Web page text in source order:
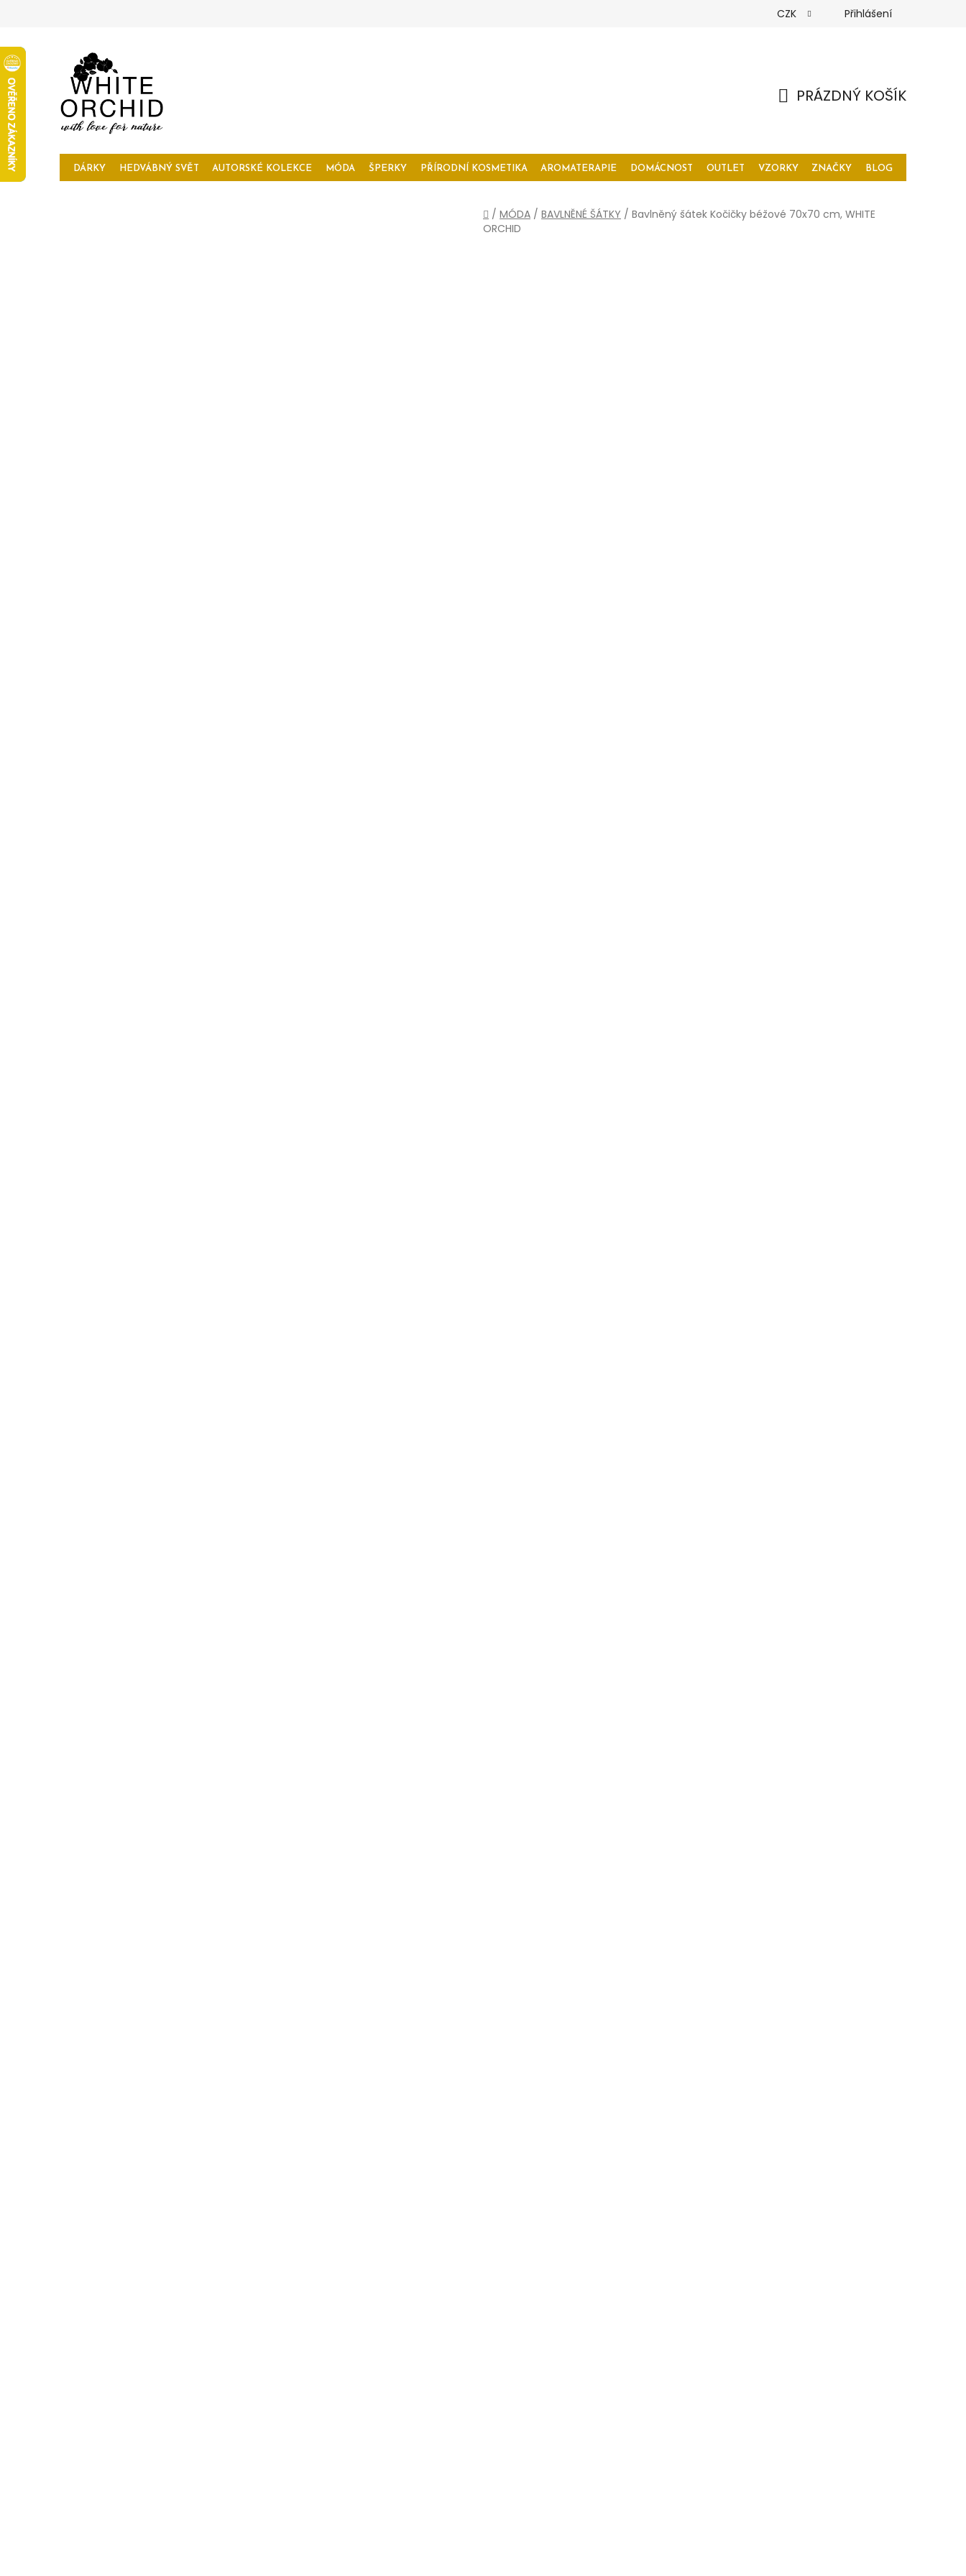
CZK Přihlášení
PRÁZDNÝ KOŠÍK
DÁRKY HEDVÁBNÝ SVĚT AUTORSKÉ KOLEKCE MÓDA ŠPERKY PŘÍRODNÍ KOSMETIKA AROMATERAPIE DOMÁCNOST OUTLET VZORKY ZNAČKY BLOG
Domů
/ MÓDA / BAVLNĚNÉ ŠÁTKY / Bavlněný šátek Kočičky béžové 70x70 cm, WHITE
ORCHID